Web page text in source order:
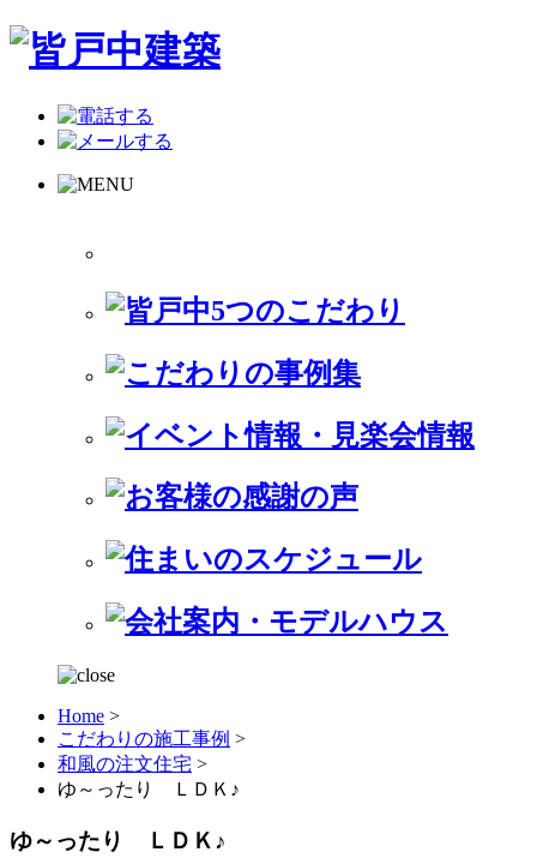
Home >
こだわりの施工事例 >
和風の注文住宅 >
ゆ～ったり ＬＤＫ♪
ゆ～ったり ＬＤＫ♪